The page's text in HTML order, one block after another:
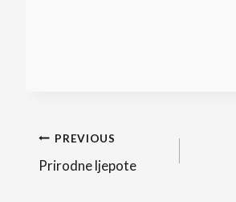
Кретање
чланка
PREVIOUS
Prirodne ljepote